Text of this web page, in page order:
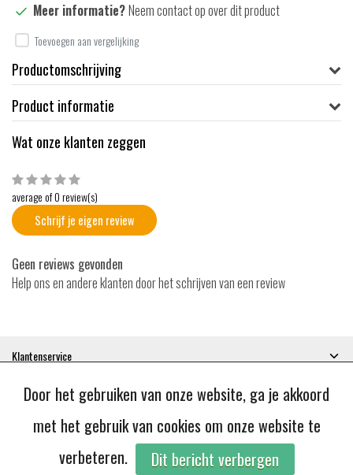
Meer informatie?Neem contact op over dit product
Toevoegen aan vergelijking
Productomschrijving
Product informatie
Wat onze klanten zeggen
average of 0 review(s)
Schrijf je eigen review
Geen reviews gevonden
Help ons en andere klanten door het schrijven van een review
Klantenservice
Categorieën
Contactgegevens
© Copyright 2026 - JoBie | RealisatieInStijl Media
Door het gebruiken van onze website, ga je akkoord
met het gebruik van cookies om onze website te
verbeteren.
Dit bericht verbergen